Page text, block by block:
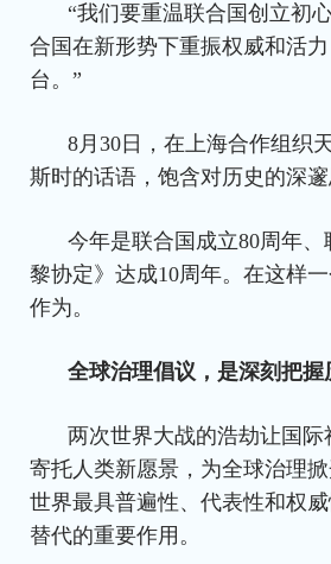
“我们要重温联合国创立初
合国在新形势下重振权威和活
台。”
8月30日，在上海合作组织
斯时的话语，饱含对历史的深邃
今年是联合国成立80周年
黎协定》达成10周年。在这样
作为。
全球治理倡议，是深刻把握
两次世界大战的浩劫让国
寄托人类新愿景，为全球治理
世界最具普遍性、代表性和权
替代的重要作用。